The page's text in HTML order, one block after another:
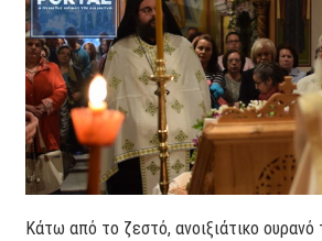
Κάτω από το ζεστό, ανοιξιάτικο ουρανό